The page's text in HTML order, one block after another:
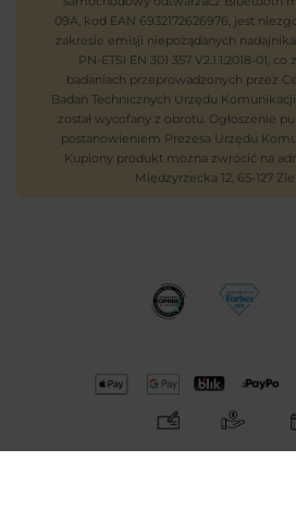
09A, kod EAN 6932172626976, jest
zakresie emisji niepożądanych
PN-ETSI EN 301 357 V2.1.1:2018-01,
badaniach przeprowadzonych przez
Badań Technicznych Urzędu
został wycofany z obrotu. Ogłoszenie
postanowieniem Prezesa Urzędu
Kupiony produkt można zwrócić na
Międzyrzecka 12, 65-127